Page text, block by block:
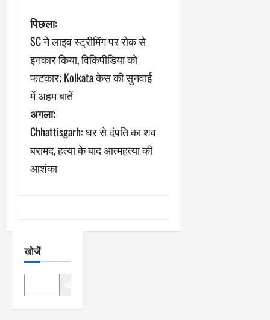
पो
स्ट
ने
वि
गे
श
न
पिछला:
SC ने लाइव स्ट्रीमिंग पर रोक से
इनकार किया, विकिपीडिया को
फटकार; Kolkata केस की सुनवाई
में अहम बातें
अगला:
Chhattisgarh: घर से दंपति का शव
बरामद, हत्या के बाद आत्महत्या की
आशंका
खोजें